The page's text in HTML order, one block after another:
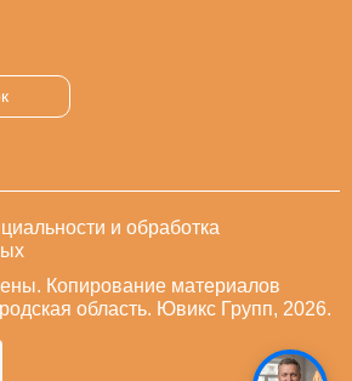
и обработка
Копирование материалов
область. Ювикс Групп, 2026.